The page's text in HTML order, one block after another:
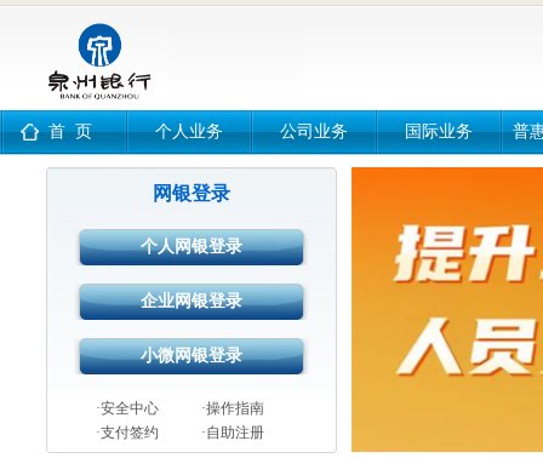
个人业务 公司业务 国际业务 普
首 页
网银登录
·安全中心
·操作指南
·支付签约
·自助注册